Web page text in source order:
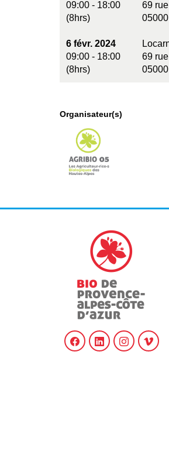
09:00 - 18:00
(8hrs)
69
6 févr. 2024
09:00 - 18:00
(8hrs)
69
Organisateur(s)